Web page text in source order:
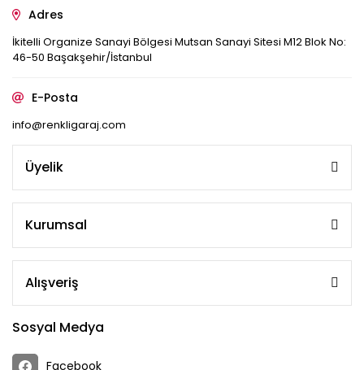
Adres
İkitelli Organize Sanayi Bölgesi Mutsan Sanayi Sitesi M12 Blok No:
46-50 Başakşehir/İstanbul
E-Posta
info@renkligaraj.com
Üyelik
Kurumsal
Alışveriş
Sosyal Medya
Facebook